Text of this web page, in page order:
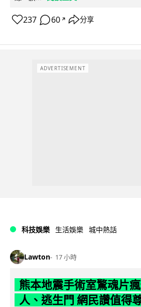
237 60 ↗ 分享
ADVERTISEMENT
科技娛樂 生活娛樂 城中熱話
Lawton 17 小時
熊本地震手術室驚魂片
人、逃生門 網民讚值得